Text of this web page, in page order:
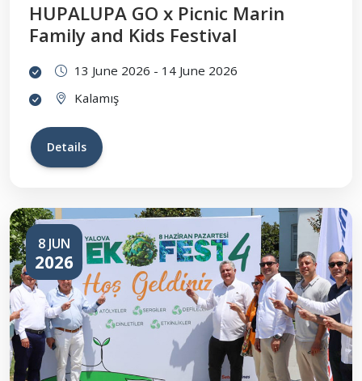
HUPALUPA GO x Picnic Marin
Family and Kids Festival
13 June 2026 - 14 June 2026
Kalamış
Details
8 JUN
2026